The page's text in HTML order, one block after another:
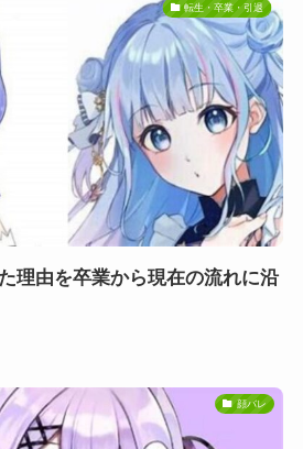
転生・卒業・引退
理由を卒業から現在の流れに沿
顔バレ